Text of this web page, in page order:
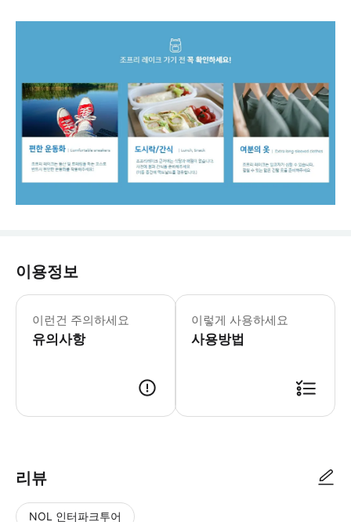
이용정보
이런건 주의하세요
유의사항
☝️ 꼭 알아두세요 [캐나다 eTA] • 캐나
이렇게 사용하세요
사용방법
리뷰
NOL 인터파크투어